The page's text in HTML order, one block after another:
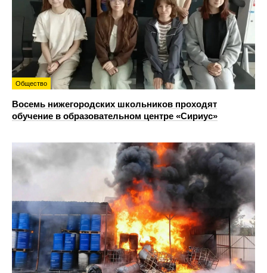
Общество
Восемь нижегородских школьников проходят
обучение в образовательном центре «Сириус»